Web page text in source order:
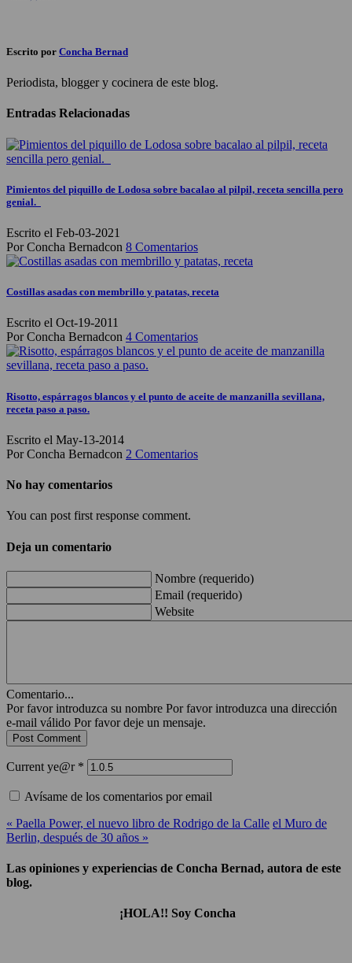
Escrito por Concha Bernad
Periodista, blogger y cocinera de este blog.
Entradas Relacionadas
Pimientos del piquillo de Lodosa sobre bacalao al pilpil, receta sencilla pero
genial.
Escrito el Feb-03-2021
Por Concha Bernadcon 8 Comentarios
Costillas asadas con membrillo y patatas, receta
Escrito el Oct-19-2011
Por Concha Bernadcon 4 Comentarios
Risotto, espárragos blancos y el punto de aceite de manzanilla sevillana,
receta paso a paso.
Escrito el May-13-2014
Por Concha Bernadcon 2 Comentarios
No hay comentarios
You can post first response comment.
Deja un comentario
Nombre (requerido)
Email (requerido)
Website
Comentario...
Por favor introduzca su nombre Por favor introduzca una dirección
e-mail válido Por favor deje un mensaje.
Current ye@r *
Avísame de los comentarios por email
« Paella Power, el nuevo libro de Rodrigo de la Calle el Muro de
Berlin, después de 30 años »
Las opiniones y experiencias de Concha Bernad, autora de este
blog.
¡HOLA!! Soy Concha